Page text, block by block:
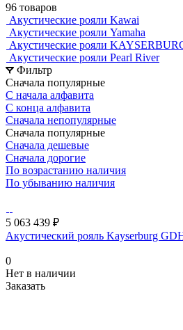
96 товаров
Акустические рояли Kawai
Акустические рояли Yamaha
Акустические рояли
Акустические рояли Pearl River
Фильтр
Сначала популярные
С начала алфавита
С конца алфавита
Сначала непопулярные
Сначала популярные
Сначала дешевые
Сначала дорогие
По возрастанию наличия
По убыванию наличия
5 063 439 ₽
Акустический рояль Kayserburg
0
Нет в наличии
Заказать